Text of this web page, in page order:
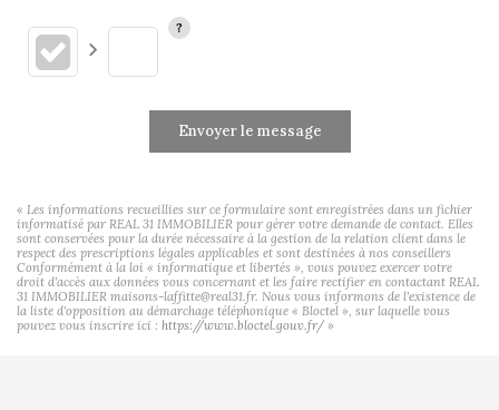
Envoyer le message
« Les informations recueillies sur ce formulaire sont enregistrées dans un fichier
informatisé par REAL 31 IMMOBILIER pour gérer votre demande de contact. Elles
sont conservées pour la durée nécessaire à la gestion de la relation client dans le
respect des prescriptions légales applicables et sont destinées à nos conseillers
Conformément à la loi « informatique et libertés », vous pouvez exercer votre
droit d'accès aux données vous concernant et les faire rectifier en contactant REAL
31 IMMOBILIER maisons-laffitte@real31.fr. Nous vous informons de l'existence de
la liste d'opposition au démarchage téléphonique « Bloctel », sur laquelle vous
pouvez vous inscrire ici : https://www.bloctel.gouv.fr/ »